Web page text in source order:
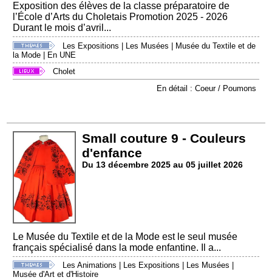
Exposition des élèves de la classe préparatoire de
l’École d’Arts du Choletais Promotion 2025 - 2026
Durant le mois d’avril...
Les Expositions Les Musées
Musée du Textile et de
la Mode
En UNE
Cholet
En détail : Coeur / Poumons
Small couture 9 - Couleurs
d'enfance
Du 13 décembre 2025 au 05 juillet 2026
Le Musée du Textile et de la Mode est le seul musée
français spécialisé dans la mode enfantine. Il a...
Les Animations Les Expositions Les Musées
Musée d'Art et d'Histoire